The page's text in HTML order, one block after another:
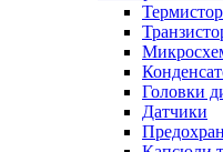
Головки
Датчики